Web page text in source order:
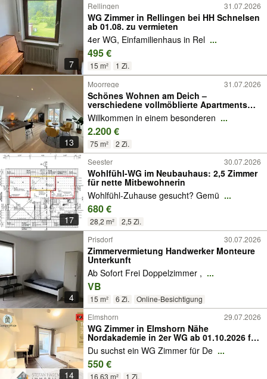
7
Rellingen 31.07.2026
WG Zimmer in Rellingen bei HH Schnelsen
ab 01.08. zu vermieten
4er WG, Einfamilienhaus in Rel ...
495 €
15 m² 1 Zi.
13
Moorrege 31.07.2026
Schönes Wohnen am Deich –
verschiedene vollmöblierte Apartments
nahe Hamburg!
Willkommen in einem besonderen ...
2.200 €
75 m² 2 Zi.
17
Seester 30.07.2026
Wohlfühl-WG im Neubauhaus: 2,5 Zimmer
für nette Mitbewohnerin
Wohlfühl-Zuhause gesucht? Gemü ...
680 €
28,2 m² 2,5 Zi.
4
Prisdorf 30.07.2026
Zimmervermietung Handwerker Monteure
Unterkunft
Ab Sofort Frei Doppelzimmer , ...
VB
15 m² 6 Zi. Online-Besichtigung
14
Elmshorn 29.07.2026
WG Zimmer in Elmshorn Nähe
Nordakademie in 2er WG ab 01.10.2026 frei
CampusKojen
Du suchst ein WG Zimmer für De ...
550 €
16,63 m² 1 Zi.